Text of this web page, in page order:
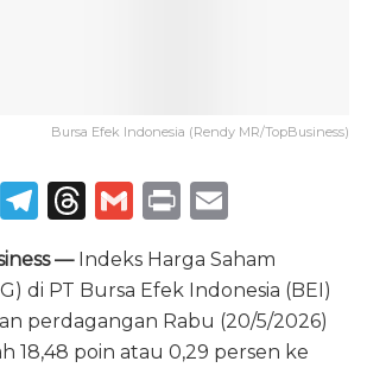
Bursa Efek Indonesia (Rendy MR/TopBusiness)
W
h
T
e
g
ra
T
h
re
a
d
G
ai
l
P
n
t
m
ai
l
—Indeks Harga Saham
di PT Bursa Efek Indonesia (BEI)
perdagangan Rabu (20/5/2026)
18,48 poin atau 0,29 persen ke